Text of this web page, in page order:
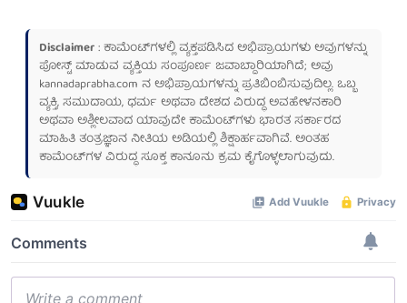
Disclaimer: ಕಾಮೆಂಟ್‌ಗಳಲ್ಲಿ ವ್ಯಕ್ತಪಡಿಸಿದ ಅಭಿಪ್ರಾಯಗಳು ಅವುಗಳನ್ನು
ಪೋಸ್ಟ್ ಮಾಡುವ ವ್ಯಕ್ತಿಯ ಸಂಪೂರ್ಣ ಜವಾಬ್ದಾರಿಯಾಗಿದೆ; ಅವು
kannadaprabha.com ನ ಅಭಿಪ್ರಾಯಗಳನ್ನು ಪ್ರತಿಬಿಂಬಿಸುವುದಿಲ್ಲ. ಒಬ್ಬ
ವ್ಯಕ್ತಿ, ಸಮುದಾಯ, ಧರ್ಮ ಅಥವಾ ದೇಶದ ವಿರುದ್ಧ ಅವಹೇಳನಕಾರಿ
ಅಥವಾ ಅಶ್ಲೀಲವಾದ ಯಾವುದೇ ಕಾಮೆಂಟ್‌ಗಳು ಭಾರತ ಸರ್ಕಾರದ
ಮಾಹಿತಿ ತಂತ್ರಜ್ಞಾನ ನೀತಿಯ ಅಡಿಯಲ್ಲಿ ಶಿಕ್ಷಾರ್ಹವಾಗಿವೆ. ಅಂತಹ
ಕಾಮೆಂಟ್‌ಗಳ ವಿರುದ್ಧ ಸೂಕ್ತ ಕಾನೂನು ಕ್ರಮ ಕೈಗೊಳ್ಳಲಾಗುವುದು.